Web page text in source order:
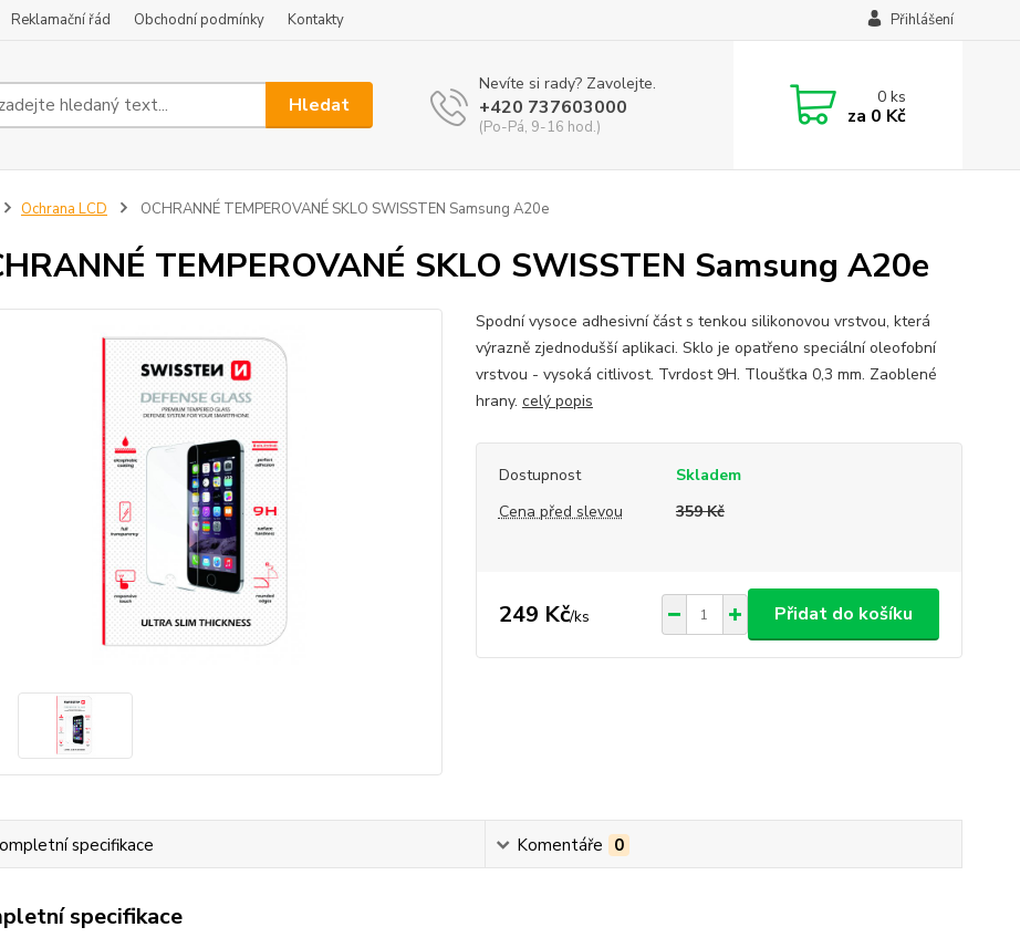
Reklamační řád Obchodní podmínky Kontakty Přihlášení
Hledat
Nevíte si rady? Zavolejte.
+420 737603000
(Po-Pá, 9-16 hod.)
0ks
za 0 Kč
Ochrana LCD OCHRANNÉ TEMPEROVANÉ SKLO SWISSTEN Samsung A20e
TEMPEROVANÉ SKLO SWISSTEN Samsung A20e
Spodní vysoce adhesivní část s tenkou silikonovou vrstvou, která
výrazně zjednodušší aplikaci. Sklo je opatřeno speciální oleofobní
vrstvou - vysoká citlivost. Tvrdost 9H. Tloušťka 0,3 mm. Zaoblené
hrany. celý popis
Dostupnost
Skladem
Cena před slevou
359 Kč
249 Kč/ks Přidat do košíku
specifikace Komentáře 0
specifikace